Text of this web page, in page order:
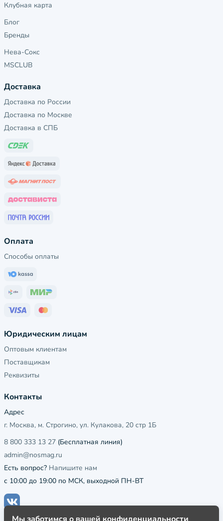
Клубная карта
Блог
Бренды
Нева-Сокс
MSCLUB
Доставка
Доставка по России
Доставка по Москве
Доставка в СПБ
Оплата
Способы оплаты
Юридическим лицам
Оптовым клиентам
Поставщикам
Реквизиты
Контакты
Адрес
г. Москва, м. Строгино, ул. Кулакова, 20 стр 1Б
8 800 333 13 27 (Бесплатная линия)
admin@nosmag.ru
Есть вопрос? Напишите нам
с 10:00 до 19:00 по МСК, выходной ПН-ВТ